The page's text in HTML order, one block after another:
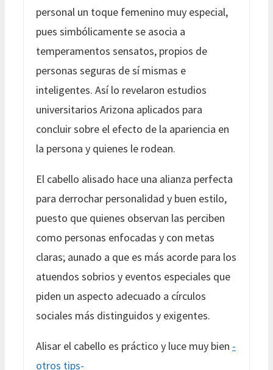
personal un toque femenino muy especial,
pues simbólicamente se asocia a
temperamentos sensatos, propios de
personas seguras de sí mismas e
inteligentes. Así lo revelaron estudios
universitarios Arizona aplicados para
concluir sobre el efecto de la apariencia en
la persona y quienes le rodean.
El cabello alisado hace una alianza perfecta
para derrochar personalidad y buen estilo,
puesto que quienes observan las perciben
como personas enfocadas y con metas
claras; aunado a que es más acorde para los
atuendos sobrios y eventos especiales que
piden un aspecto adecuado a círculos
sociales más distinguidos y exigentes.
Alisar el cabello es práctico y luce muy bien -
otros tips-